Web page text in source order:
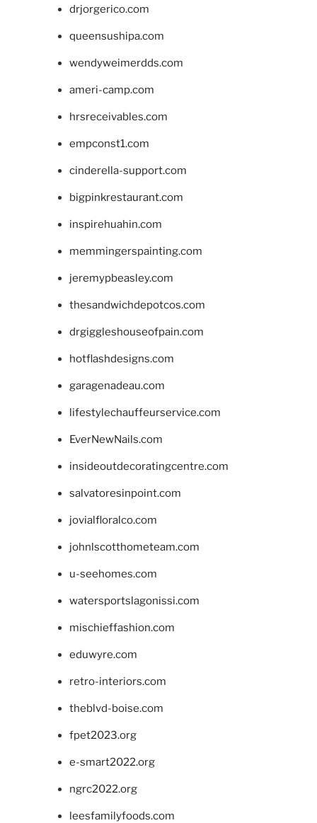
drjorgerico.com
queensushipa.com
wendyweimerdds.com
ameri-camp.com
hrsreceivables.com
empconst1.com
cinderella-support.com
bigpinkrestaurant.com
inspirehuahin.com
memmingerspainting.com
jeremypbeasley.com
thesandwichdepotcos.com
drgiggleshouseofpain.com
hotflashdesigns.com
garagenadeau.com
lifestylechauffeurservice.com
EverNewNails.com
insideoutdecoratingcentre.com
salvatoresinpoint.com
jovialfloralco.com
johnlscotthometeam.com
u-seehomes.com
watersportslagonissi.com
mischieffashion.com
eduwyre.com
retro-interiors.com
theblvd-boise.com
fpet2023.org
e-smart2022.org
ngrc2022.org
leesfamilyfoods.com